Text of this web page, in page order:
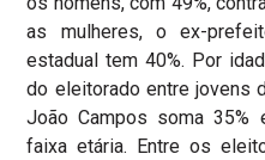
as mulheres, o ex-
estadual tem 40%. Por
do eleitorado entre jovens
João Campos soma 35%
faixa etária. Entre os